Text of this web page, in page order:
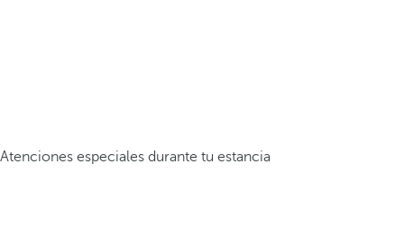
Atenciones especiales durante tu estancia